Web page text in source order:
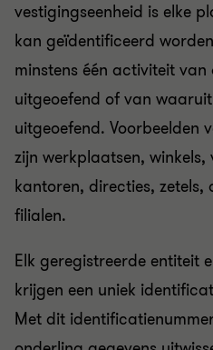
vestigingseenheid is elke
kan geïdentificeerd
minstens één activiteit
uitgeoefend of van
uitgeoefend. Voorbeelden
zijn werkplaatsen, winkels,
kantoren, directies, zetels,
filialen.
Elk geregistreerde entiteit
krijgen een uniek
Met dit